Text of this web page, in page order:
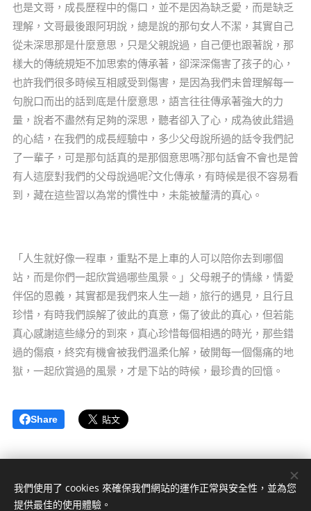
也是文哥，成長歷程中的傷口，並不是因為缺乏愛，而是缺乏
理解，文哥最後跟阿玥說，總是說的那句女人不潔，其實自己
從未深思那是什麼意思，只是父親說過，自己便也跟著說，那
樣大的傳統規矩不加思索的傳承著，卻深深傷害了孩子的心，
也許我們很多時候互相感受到傷害，是因為我們未曾理解每一
句脫口而出的話到底是什麼意思，語言往往傳承著強大的力
量，說者不盡然有足夠的深思，聽者卻入了心，成為彼此錯過
的心結，在我們的成長經驗中，多少父母說所過的話令我們記
了一輩子，可是那句話真的是那個意思嗎?那句話會不會也是曾
有人這麼對我們的父母說過呢?文化傳承，有時候是很不容易看
到，藏在這些習以為常的慣性中，未能被釐清的真心。
「人生就好像一程車，重點不是上車的人可以陪你去到哪個
站，而是你們一起欣賞過哪些風景。」父母親子的情緣，情愛
伴侶的恩義，其實都是我們來人生一趟，旅行的遇見，且行且
珍惜，有時我們誤解了彼此的真意，傷了彼此的真心，但若能
真心感謝這些緣分的到來，真心珍惜每個相遇的時光，那些錯
過的傷痕，終究有機會被我們溫柔化解，破開每一個傷痛的地
獄，一起欣賞過的風景，才是下站的時候，最珍貴的回憶。
Share
我們使用了 cookies 來確保我們網站的運作正常與安全性，並為您
提供最佳的使用體驗。